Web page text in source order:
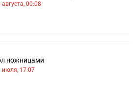
августа, 00:08
ножницами
июля, 17:07